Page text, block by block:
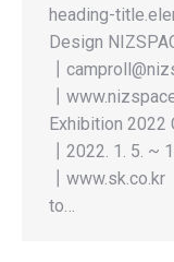
heading-
Design
Exhibition 2022
┃2022. 1. 5. ~
to…